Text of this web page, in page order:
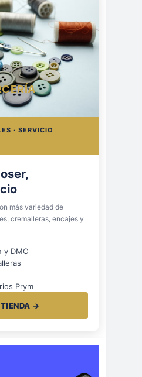
· SERVICIO
más variedad de
cremalleras, encajes y
y DMC
Prym
→